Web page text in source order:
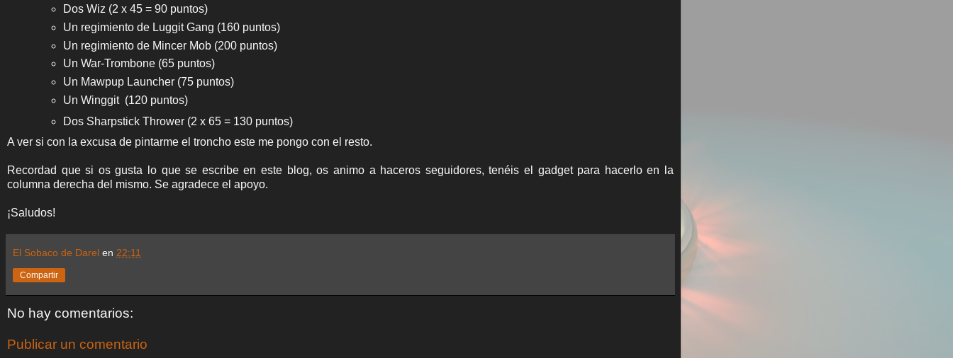
Dos Wiz (2 x 45 = 90 puntos)
Un regimiento de Luggit Gang (160 puntos)
Un regimiento de Mincer Mob (200 puntos)
Un War-Trombone (65 puntos)
Un Mawpup Launcher (75 puntos)
Un Winggit (120 puntos)
Dos Sharpstick Thrower (2 x 65 = 130 puntos)
A ver si con la excusa de pintarme el troncho este me pongo con el resto.
Recordad que si os gusta lo que se escribe en este blog, os animo a haceros seguidores, tenéis el gadget para hacerlo en la
columna derecha del mismo. Se agradece el apoyo.
¡Saludos!
El Sobaco de Darel en 22:11
Compartir
No hay comentarios:
Publicar un comentario